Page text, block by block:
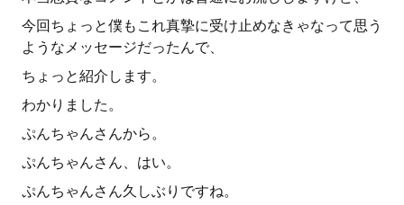
今回ちょっと僕もこれ真摯に受け止めなきゃなって思う
ようなメッセージだったんで、
ちょっと紹介します。
わかりました。
ぷんちゃんさんから。
ぷんちゃんさん、はい。
ぷんちゃんさん久しぶりですね。